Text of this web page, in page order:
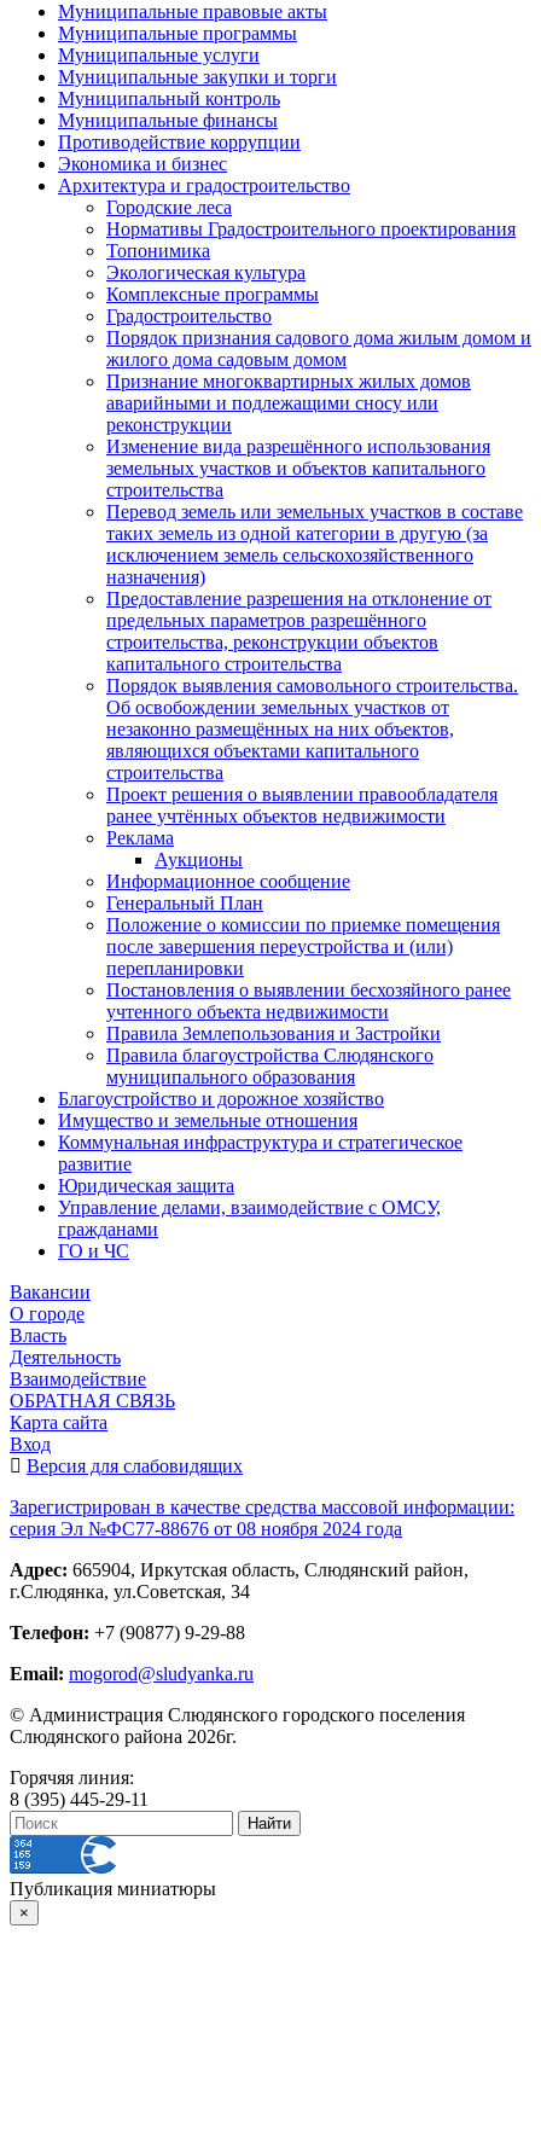
Муниципальные правовые акты
Муниципальные программы
Муниципальные услуги
Муниципальные закупки и торги
Муниципальный контроль
Муниципальные финансы
Противодействие коррупции
Экономика и бизнес
Архитектура и градостроительство
Городские леса
Нормативы Градостроительного проектирования
Топонимика
Экологическая культура
Комплексные программы
Градостроительство
Порядок признания садового дома жилым домом и
жилого дома садовым домом
Признание многоквартирных жилых домов
аварийными и подлежащими сносу или
реконструкции
Изменение вида разрешённого использования
земельных участков и объектов капитального
строительства
Перевод земель или земельных участков в составе
таких земель из одной категории в другую (за
исключением земель сельскохозяйственного
назначения)
Предоставление разрешения на отклонение от
предельных параметров разрешённого
строительства, реконструкции объектов
капитального строительства
Порядок выявления самовольного строительства.
Об освобождении земельных участков от
незаконно размещённых на них объектов,
являющихся объектами капитального
строительства
Проект решения о выявлении правообладателя
ранее учтённых объектов недвижимости
Реклама
Аукционы
Информационное сообщение
Генеральный План
Положение о комиссии по приемке помещения
после завершения переустройства и (или)
перепланировки
Постановления о выявлении бесхозяйного ранее
учтенного объекта недвижимости
Правила Землепользования и Застройки
Правила благоустройства Слюдянского
муниципального образования
Благоустройство и дорожное хозяйство
Имущество и земельные отношения
Коммунальная инфраструктура и стратегическое
развитие
Юридическая защита
Управление делами, взаимодействие с ОМСУ,
гражданами
ГО и ЧС
Вакансии
О городе
Власть
Деятельность
Взаимодействие
ОБРАТНАЯ СВЯЗЬ
Карта сайта
Вход
Версия для слабовидящих
Зарегистрирован в качестве средства массовой информации:
серия Эл №ФС77-88676 от 08 ноября 2024 года
Адрес: 665904, Иркутская область, Слюдянский район,
г.Слюдянка, ул.Советская, 34
Телефон: +7 (90877) 9-29-88
Email: mogorod@sludyanka.ru
© Администрация Слюдянского городского поселения
Слюдянского района 2026г.
Горячяя линия:
8 (395) 445-29-11
Публикация миниатюры
×